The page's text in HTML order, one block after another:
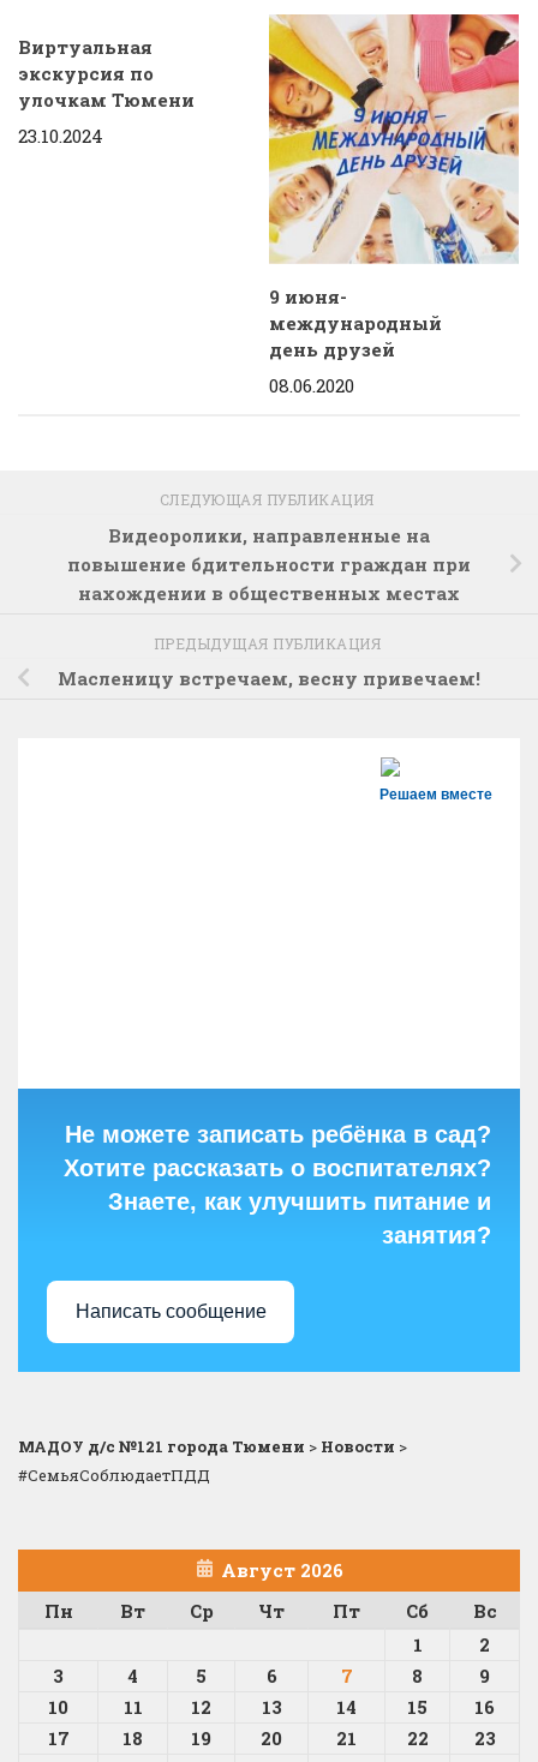
Виртуальная
экскурсия по
улочкам Тюмени
23.10.2024
9 июня-
международный
день друзей
08.06.2020
СЛЕДУЮЩАЯ ПУБЛИКАЦИЯ
Видеоролики, направленные на
повышение бдительности граждан при
нахождении в общественных местах
ПРЕДЫДУЩАЯ ПУБЛИКАЦИЯ
Масленицу встречаем, весну привечаем!
Решаем вместе
Не можете записать ребёнка в сад?
Хотите рассказать о воспитателях?
Знаете, как улучшить питание и
занятия?
Написать сообщение
МАДОУ д/с №121 города Тюмени > Новости >
#СемьяСоблюдаетПДД
Август 2026
Пн
Вт Ср Чт Пт Сб
Вс
1
2
3
4 5 6 7 8
9
10
11 12 13 14 15
16
17
18 19 20 21 22
23